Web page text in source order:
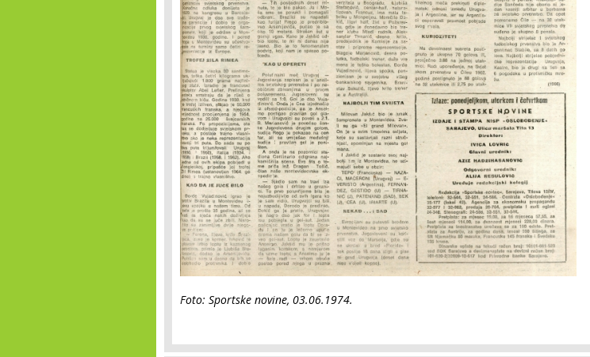
Foto: Sportske novine, 03.06.1974.